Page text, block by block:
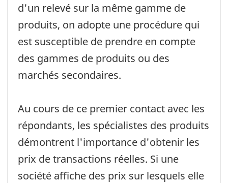
d'un relevé sur la même gamme de
produits, on adopte une procédure qui
est susceptible de prendre en compte
des gammes de produits ou des
marchés secondaires.
Au cours de ce premier contact avec les
répondants, les spécialistes des produits
démontrent l'importance d'obtenir les
prix de transactions réelles. Si une
société affiche des prix sur lesquels elle